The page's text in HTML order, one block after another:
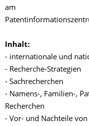
am
Inhalt:
- internationale und
- Recherche-Strategien
- Sachrecherchen
- Namens-, Familien-,
Recherchen
- Vor- und Nachteile